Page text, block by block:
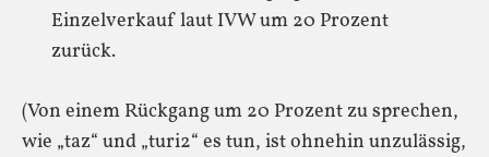
Einzelverkauf laut IVW um 20 Prozent
zurück.
(Von einem Rückgang um 20 Prozent zu sprechen,
wie „taz“ und „turi2“ es tun, ist ohnehin unzulässig,